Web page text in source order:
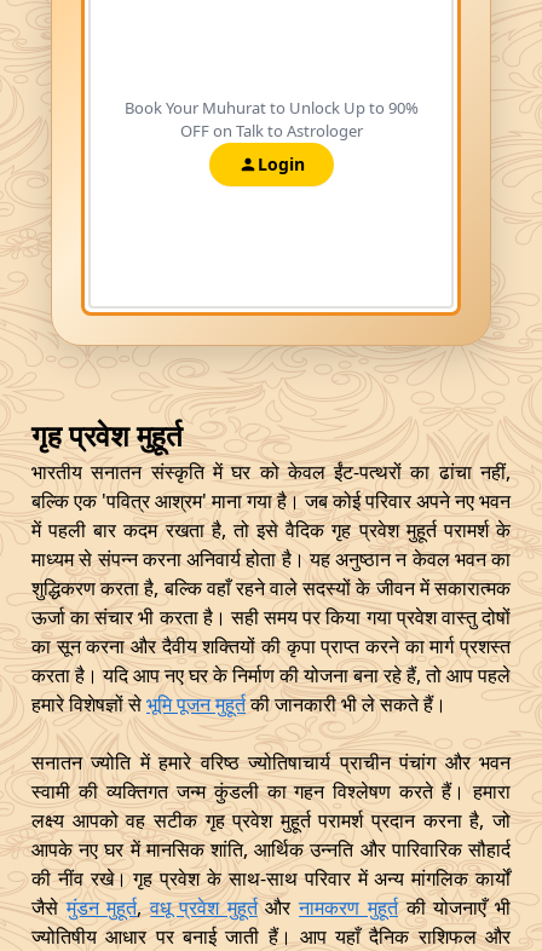
Book Your Muhurat to Unlock Up to 90%
OFF on Talk to Astrologer
Login
गृह प्रवेश मुहूर्त
भारतीय सनातन संस्कृति में घर को केवल ईंट-पत्थरों का ढांचा नहीं,
बल्कि एक 'पवित्र आश्रम' माना गया है। जब कोई परिवार अपने नए भवन
में पहली बार कदम रखता है, तो इसे वैदिक गृह प्रवेश मुहूर्त परामर्श के
माध्यम से संपन्न करना अनिवार्य होता है। यह अनुष्ठान न केवल भवन का
शुद्धिकरण करता है, बल्कि वहाँ रहने वाले सदस्यों के जीवन में सकारात्मक
ऊर्जा का संचार भी करता है। सही समय पर किया गया प्रवेश वास्तु दोषों
का सून करना और दैवीय शक्तियों की कृपा प्राप्त करने का मार्ग प्रशस्त
करता है। यदि आप नए घर के निर्माण की योजना बना रहे हैं, तो आप पहले
हमारे विशेषज्ञों सेभूमि पूजन मुहूर्तकी जानकारी भी ले सकते हैं।
सनातन ज्योति में हमारे वरिष्ठ ज्योतिषाचार्य प्राचीन पंचांग और भवन
स्वामी की व्यक्तिगत जन्म कुंडली का गहन विश्लेषण करते हैं। हमारा
लक्ष्य आपको वह सटीक गृह प्रवेश मुहूर्त परामर्श प्रदान करना है, जो
आपके नए घर में मानसिक शांति, आर्थिक उन्नति और पारिवारिक सौहार्द
की नींव रखे। गृह प्रवेश के साथ-साथ परिवार में अन्य मांगलिक कार्यों
जैसेमुंडन मुहूर्त,वधू प्रवेश मुहूर्तऔरनामकरण मुहूर्तकी योजनाएँ भी
ज्योतिषीय आधार पर बनाई जाती हैं। आप यहाँ दैनिक राशिफल और